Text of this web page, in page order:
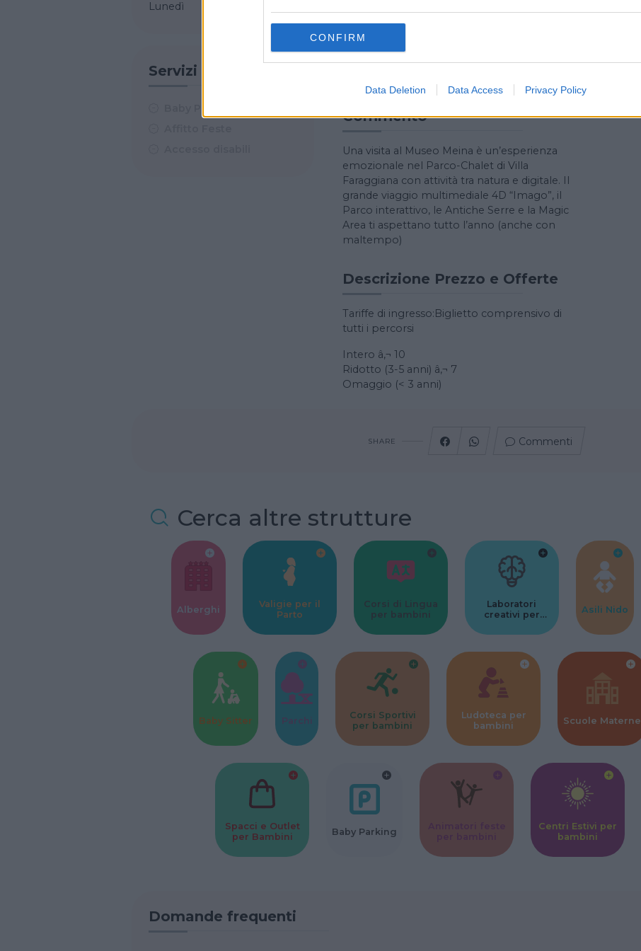
CONFIRM
Data Deletion Data Access Privacy Policy
Lunedì
Servizi
PARCO INTERATTIVO
MAGIC AREA TRA GIOCHI INTERATTIVI E
CREATIVITA’
Commento
Una visita al Museo Meina è un’esperienza
emozionale nel Parco-Chalet di Villa
Faraggiana con attività tra natura e digitale. Il
grande viaggio multimediale 4D “Imago”, il
Parco interattivo, le Antiche Serre e la Magic
Area ti aspettano tutto l’anno (anche con
maltempo)
Descrizione Prezzo e Offerte
Tariffe di ingresso:Biglietto comprensivo di
tutti i percorsi
Intero â‚¬ 10
Ridotto (3-5 anni) â‚¬ 7
Omaggio (< 3 anni)
SHARE Commenti
Cerca altre strutture
Alberghi
Valigie per il
Parto
Corsi di Lingua
per bambini
Laboratori
creativi per
Asili Nido
Baby Sitter Parchi
Corsi Sportivi
per bambini
Ludoteca per
bambini
Scuole Materne
Spacci e Outlet
per Bambini
Baby Parking
Centri Estivi per
bambini
Domande frequenti